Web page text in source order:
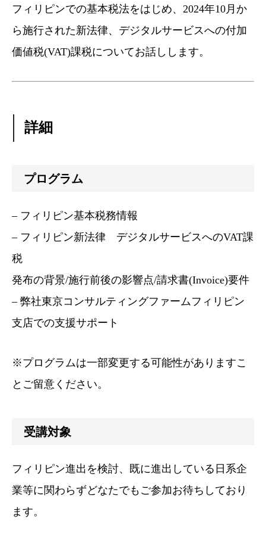
フィリピンでの基本税法をはじめ、2024年10月か
ら施行された新法律、デジタルサービスへの付加
価値税(VAT)課税についてお話しします。
詳細
プログラム
– フィリピン基本税務情報
– フィリピン新法律 デジタルサービスへのVAT課
税
発布の背景/施行前後の影響点/請求書(Invoice)要件
– 弊社東京コンサルティングファームフィリピン
支店での支援サポート
※プログラムは一部変更する可能性がありますこ
とご留意ください。
受講対象
フィリピン進出を検討、既に進出している日系企
業等に関わらずどなたでもご参加お待ちしており
ます。